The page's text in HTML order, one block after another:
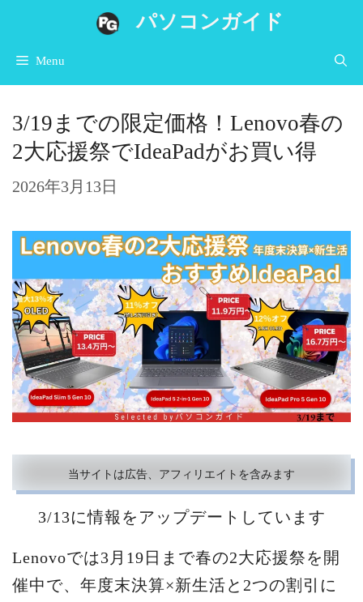
ツ
へ
ス
ッ
パソコンガイド
Menu
3/19までの限定価格！Lenovo春の
2大応援祭でIdeaPadがお買い得
2026年3月13日
当サイトは広告、アフィリエイトを含みます
3/13に情報をアップデートしています
Lenovoでは3月19日まで春の2大応援祭を開
催中で、年度末決算×新生活と2つの割引に